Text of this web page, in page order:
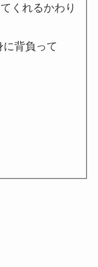
くれるかわり
背負って